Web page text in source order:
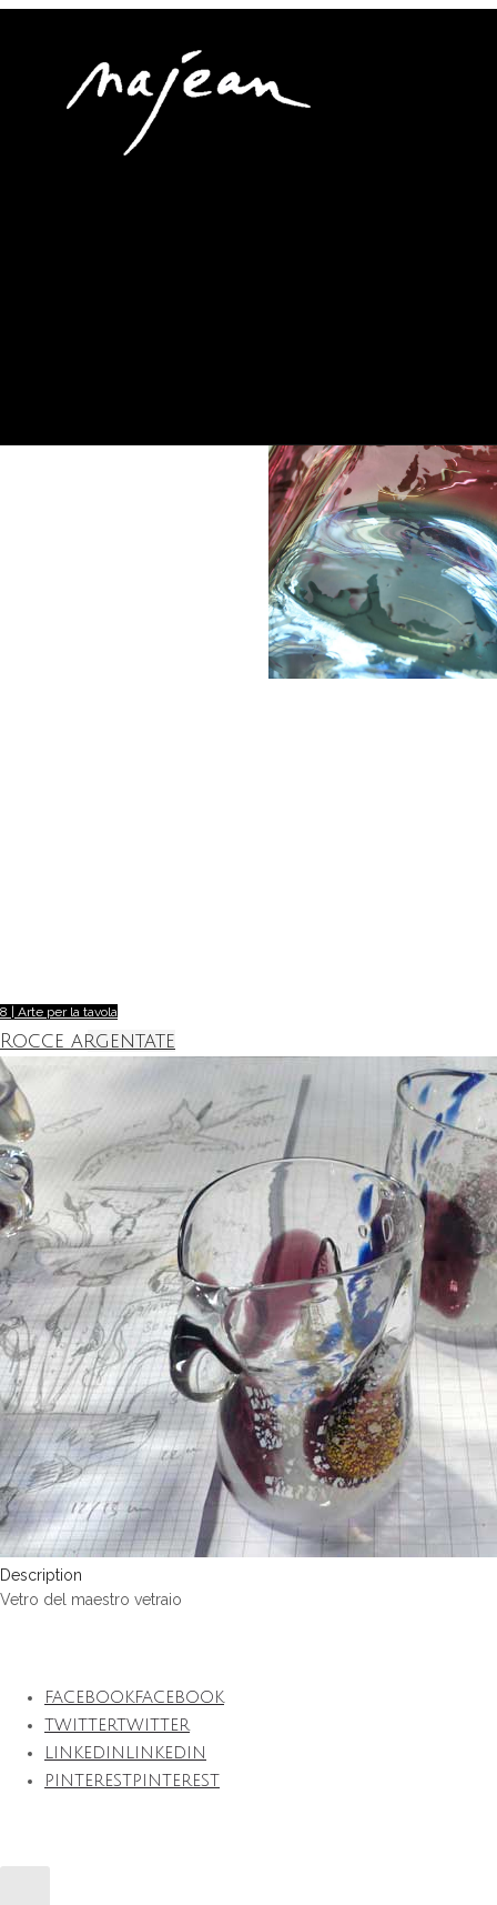
8 | Arte per la tavola
Rocce argentate
Description
Vetro del maestro vetraio
FACEBOOKFACEBOOK
TWITTERTWITTER
LINKEDIN
LINKEDIN
PINTERESTPINTEREST